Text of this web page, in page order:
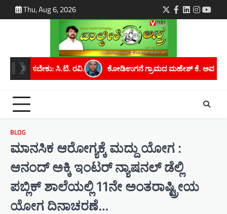
to
Thu, Aug 6, 2026 Twitter
Facebook
LinkedIn
ಕೋಡಿಉಗನೆ ಗ್ರಾಮದ ಮಹೇಶ್ ಕೆ. ಅವರಿಗೆ ಮೈಸೂರು ವಿಶ್ವವಿದ್ಯಾನಿಲಯದಿಂದ
BLOG
ಮಾನಸಿಕ ಆರೋಗ್ಯಕ್ಕೆ ಮದ್ದು ಯೋಗ :
ಆನಂದ್ ಅಕ್ಕಿ ಇಂಟರ್ ನ್ಯಾಷನಲ್ ಡೆಲ್ಲಿ
ಪಬ್ಲಿಕ್ ಶಾಲೆಯಲ್ಲಿ 11ನೇ ಅಂತರಾಷ್ಟ್ರೀಯ
ಯೋಗ ದಿನಾಚರಣೆ…